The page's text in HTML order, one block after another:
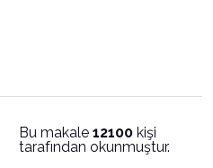
Bu makale 12100 kişi
tarafından okunmuştur.